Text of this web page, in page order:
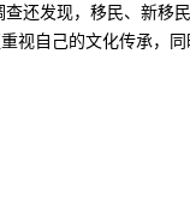
还发现，移民、新移
视自己的文化传承，同